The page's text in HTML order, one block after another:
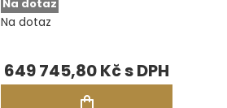
Na dotaz
Na dotaz
649 745,80 Kč